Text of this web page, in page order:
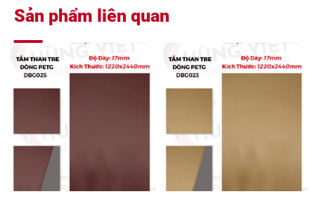
Sản phẩm liên quan